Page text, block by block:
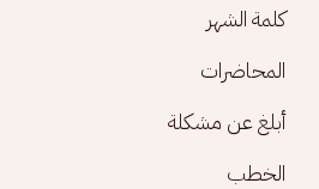
كلمة الشهر
المحاضرات
أبلغ عن مشكلة
الخطب